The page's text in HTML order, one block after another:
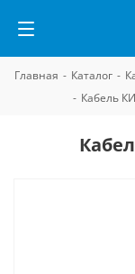
Главная - Каталог -
- Кабель